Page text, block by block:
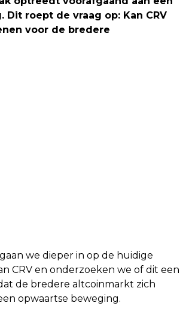
Dit roept de vraag op: Kan CRV
voor de bredere
we dieper in op de huidige
CRV en onderzoeken we of dit een
de bredere altcoinmarkt zich
opwaartse beweging.